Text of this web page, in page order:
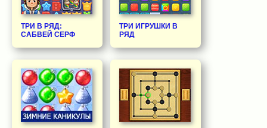
ТРИ В РЯД:
САБВЕЙ СЕРФ
ТРИ ИГРУШКИ В
РЯД